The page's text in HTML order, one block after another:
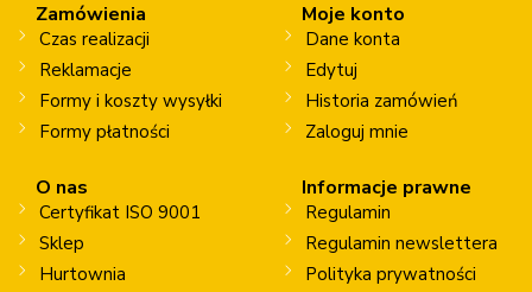
Zamówienia
Czas realizacji
Reklamacje
Formy i koszty wysyłki
Formy płatności
Moje konto
Dane konta
Edytuj
Historia zamówień
Zaloguj mnie
O nas
Certyfikat ISO 9001
Sklep
Hurtownia
Informacje prawne
Regulamin
Regulamin newslettera
Polityka prywatności